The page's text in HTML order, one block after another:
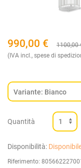
990,00 € 1100,00
(IVA incl., spese di
Quantità
Disponibilità:
Riferimento: